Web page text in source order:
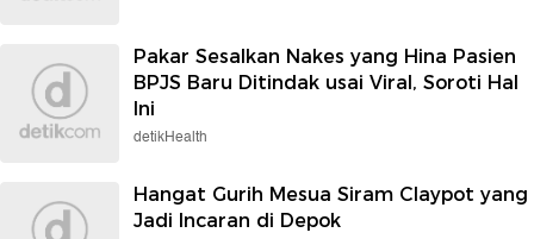
Pakar Sesalkan Nakes yang Hina Pasien
BPJS Baru Ditindak usai Viral, Soroti Hal
Ini
detikHealth
Hangat Gurih Mesua Siram Claypot yang
Jadi Incaran di Depok